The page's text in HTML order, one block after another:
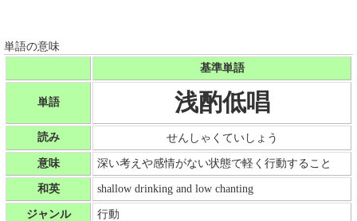
単語の意味
基準単語
単語 浅酌低唱
読み せんしゃくていしょう
意味 深い考えや感情がない状態で軽く行動すること
和英 shallow drinking and low chanting
ジャンル 行動